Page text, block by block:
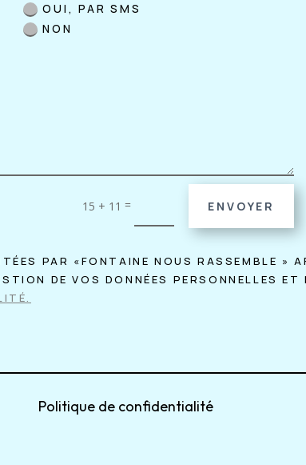
OUI, PAR SMS
NON
15 + 11 = ENVOYER
PAR «FONTAINE NOUS RASSEMBLE »
DE VOS DONNÉES PERSONNELLES ET
Politique de confidentialité